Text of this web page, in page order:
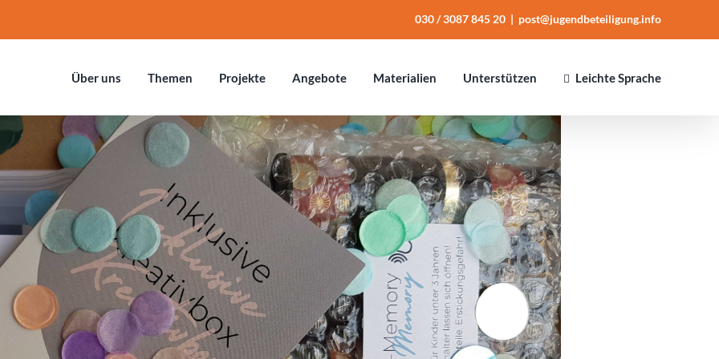
030 / 3087 845 20 | post@jugendbeteiligung.info
Über uns Themen Projekte Ange­bote Mate­ria­lien Unter­stüt­zen Leichte Sprache